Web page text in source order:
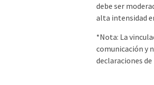
debe ser
alta intensidad
*Nota: La
comunicación y
declaraciones